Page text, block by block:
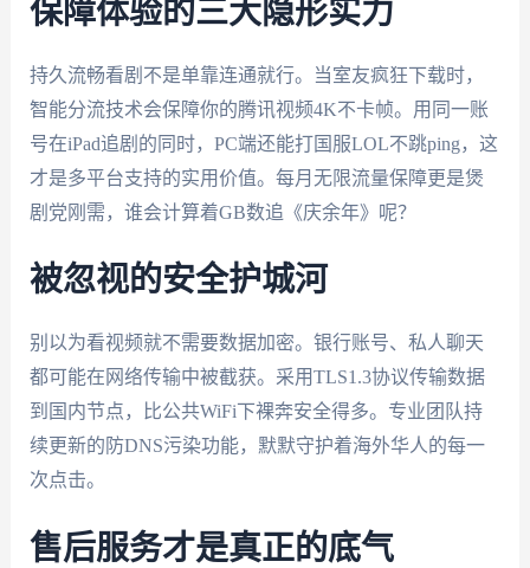
保障体验的三大隐形实力
持久流畅看剧不是单靠连通就行。当室友疯狂下载时，
智能分流技术会保障你的腾讯视频4K不卡帧。用同一账
号在iPad追剧的同时，PC端还能打国服LOL不跳ping，这
才是多平台支持的实用价值。每月无限流量保障更是煲
剧党刚需，谁会计算着GB数追《庆余年》呢？
被忽视的安全护城河
别以为看视频就不需要数据加密。银行账号、私人聊天
都可能在网络传输中被截获。采用TLS1.3协议传输数据
到国内节点，比公共WiFi下裸奔安全得多。专业团队持
续更新的防DNS污染功能，默默守护着海外华人的每一
次点击。
售后服务才是真正的底气